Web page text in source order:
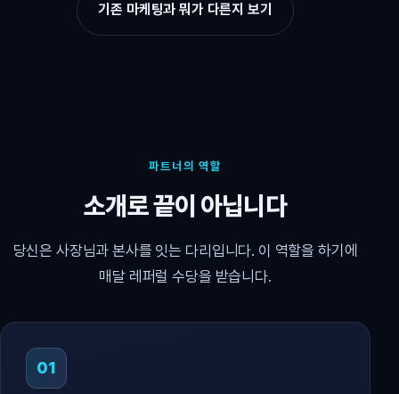
기존 마케팅과 뭐가 다른지 보기
파트너의 역할
소개로 끝이 아닙니다
당신은 사장님과 본사를 잇는 다리입니다. 이 역할을 하기에
매달 레퍼럴 수당을 받습니다.
01